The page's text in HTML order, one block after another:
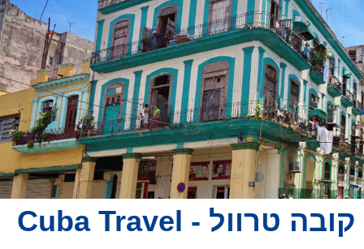
קובה טרוול - Cuba Travel